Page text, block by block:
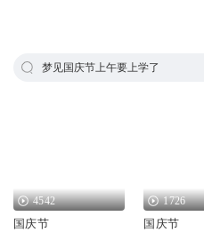
梦见国庆节上午要上学了
4542
国庆节
1726
国庆节